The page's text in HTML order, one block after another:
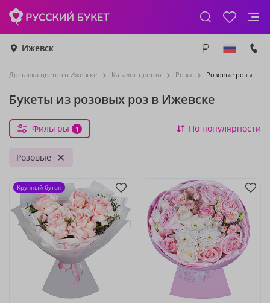
Ижевск
Доставка цветов в Ижевске Каталог цветов Розы Розовые розы
Букеты из розовых роз в Ижевске
Фильтры 1 По популярности
Розовые
Крупный бутон